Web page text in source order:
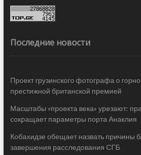
Последние новости
Проект грузинского фотографа о
престижной британской премией
Масштабы «проекта века» урезают:
сокращает параметры порта Анаклия
Кобахидзе обещает назвать причины
завершения расследования СГБ